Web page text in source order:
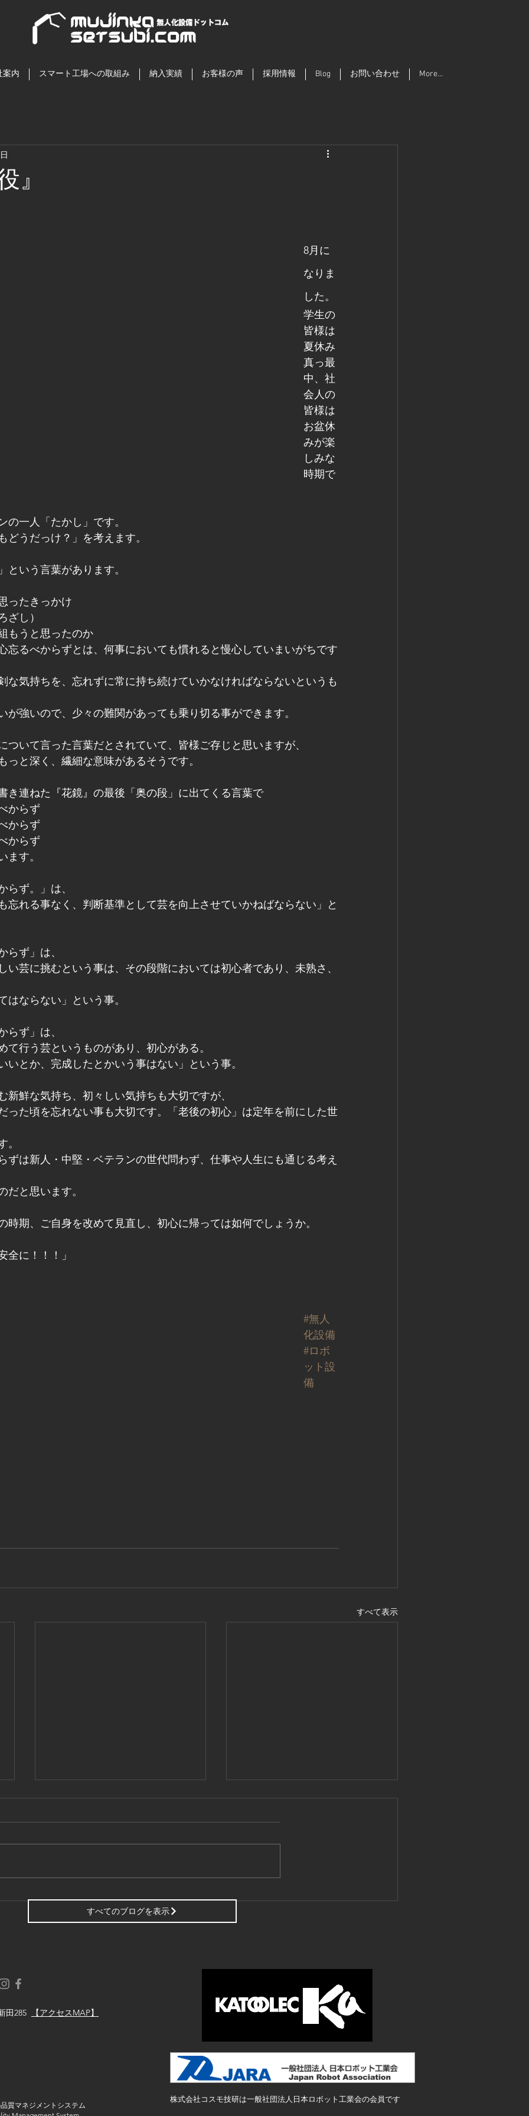
案内 スマート工場への取組み 納入実績 お客様の声 採用情報 Blog お問い合わせ More...
』
8月に
なりま
した。
学生の
皆様は
夏休み
真っ最
中、社
会人の
皆様は
お盆休
みが楽
しみな
時期で
の一人「たかし」です。
どうだっけ？」を考えます。
という言葉があります。
たきっかけ
し）
うと思ったのか
忘るべからずとは、何事においても慣れると慢心していまいがちです
な気持ちを、忘れずに常に持ち続けていかなければならないというも
が強いので、少々の難関があっても乗り切る事ができます。
ついて言った言葉だとされていて、皆様ご存じと思いますが、
っと深く、繊細な意味があるそうです。
き連ねた『花鏡』の最後「奥の段」に出てくる言葉で
からず
からず
からず
ます。
らず。」は、
忘れる事なく、判断基準として芸を向上させていかねばならない」と
らず」は、
い芸に挑むという事は、その段階においては初心者であり、未熟さ、
はならない」という事。
らず」は、
て行う芸というものがあり、初心がある。
いとか、完成したとかいう事はない」という事。
新鮮な気持ち、初々しい気持ちも大切ですが、
った頃を忘れない事も大切です。「老後の初心」は定年を前にした世
。
ずは新人・中堅・ベテランの世代問わず、仕事や人生にも通じる考え
だと思います。
時期、ご自身を改めて見直し、初心に帰っては如何でしょうか。
全に！！！」
#無人
化設備
#ロボ
ット設
備
すべて表示
スマート工場アカデミー＜３
６時限目＞すべてのブログを表示
田285 【アクセスMAP】
質マネジメントシステム
株式会社コスモ技研は一般社団法人日本ロボット工業会の会員です